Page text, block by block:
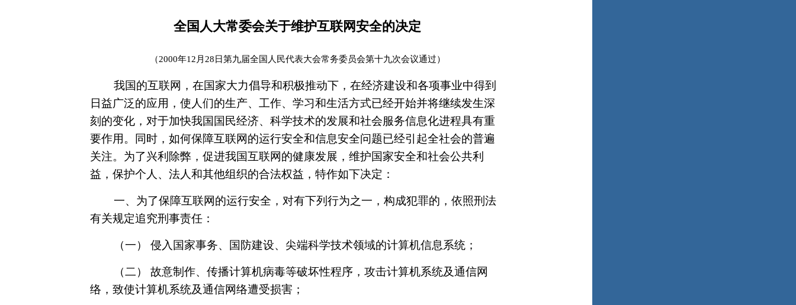
全国人大常委会关于维护互联网安全的决定
（2000年12月28日第九届全国人民代表大会常务委员会第十九次会议通过）
我国的互联网，在国家大力倡导和积极推动下，在经济建设和各项事业中得到
日益广泛的应用，使人们的生产、工作、学习和生活方式已经开始并将继续发生深
刻的变化，对于加快我国国民经济、科学技术的发展和社会服务信息化进程具有重
要作用。同时，如何保障互联网的运行安全和信息安全问题已经引起全社会的普遍
关注。为了兴利除弊，促进我国互联网的健康发展，维护国家安全和社会公共利
益，保护个人、法人和其他组织的合法权益，特作如下决定：
一、为了保障互联网的运行安全，对有下列行为之一，构成犯罪的，依照刑法
有关规定追究刑事责任：
（一） 侵入国家事务、国防建设、尖端科学技术领域的计算机信息系统；
（二） 故意制作、传播计算机病毒等破坏性程序，攻击计算机系统及通信网
络，致使计算机系统及通信网络遭受损害；